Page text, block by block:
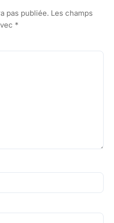
pas publiée. Les champs
*